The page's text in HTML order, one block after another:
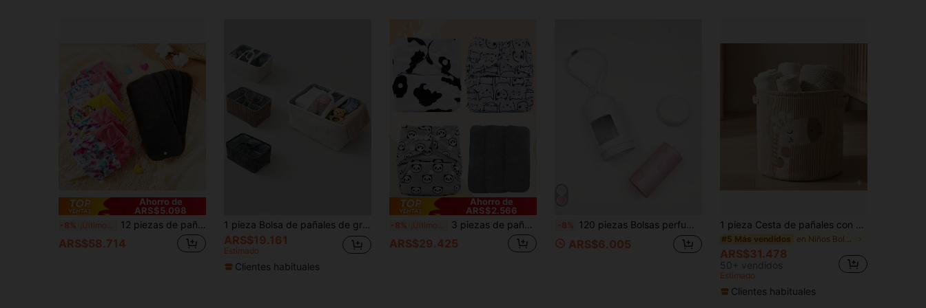
Ahorro de
ARS$5.098
-8% 12 piezas de pañales de tela para bebé con insertos de microfibra como regalos de Acción de Gracias
ARS$58.714
1 pieza Bolsa de pañales de gran capacidad con compartimentos, bolsa organizadora para madres para pañales y toallitas, bolsa de pañales para bebé (color de tela interior aleatorio)
ARS$19.161
Estimado
Clientes habituales
Ahorro de
ARS$2.566
-8% 3 piezas de pañales de tela reutilizables y lavables para bebé con 3 forros de fibra ultra suaves
ARS$29.425
-8% 120 piezas Bolsas perfumadas para pañales de bebé/Bolsas para desechos de pañales/Con caja de almacenamiento para fácil transporte/Se pueden colgar en el cochecito/Coche/Bolsas para desechos de mascotas/Esencial de viaje/Regreso a la escuela
ARS$6.005
1 pieza Cesta de pañales con diseño de dibujos animados, cesta de lavandería de gran capacidad, cesta de almacenamiento de pañales de papel
#5 Más vendidos
ARS$31.478
50+ vendidos
Estimado
Clientes habituales